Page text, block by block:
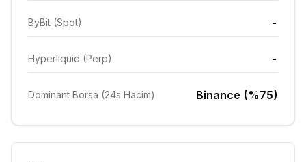
ByBit (Spot) -
Hyperliquid (Perp) -
Dominant Borsa (24s Hacim) Binance (%75)